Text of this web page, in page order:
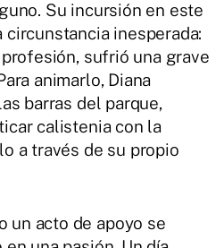
Su incursión en este
circunstancia inesperada:
sufrió una grave
animarlo, Diana
barras del parque,
calistenia con la
a través de su propio
un acto de apoyo se